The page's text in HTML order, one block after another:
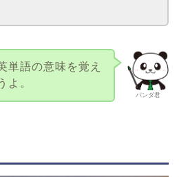
パンダ君
単語の意味を覚え
よ。